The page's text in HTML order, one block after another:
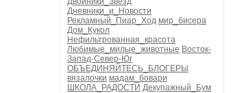
Дневники_и_Новости
Рекламный_Пиар_Ход мир_бисера
Дом_Кукол
Нефильтрованная_красота
Любимые_милые_животные Восток-
Запад-Север-Юг
ОБЪЕДИНЯЙТЕСЬ_БЛОГЕРЫ
вязалочки мадам_бовари
ШКОЛА_РАДОСТИ Декупажный_Бум